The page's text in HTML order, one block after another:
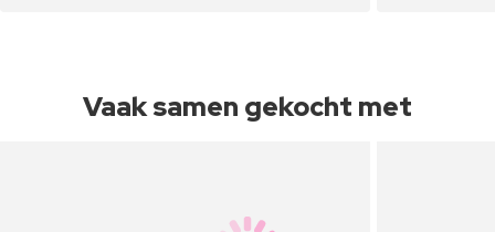
Vaak samen gekocht met